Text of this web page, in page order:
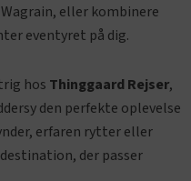
eller kombinere
eventyret på dig.
hos Thinggaard Rejser,
den perfekte oplevelse
erfaren rytter eller
der passer